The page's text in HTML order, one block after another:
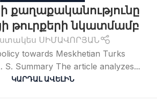
քաղաքականությունը
թուրքերի նկատմամբ
ՍԻՄԱՎՈՐՅԱՆ
towards Meskhetian Turks
S. Summary The article analyzes...
ԿԱՐԴԱԼ ԱՎԵԼԻՆ